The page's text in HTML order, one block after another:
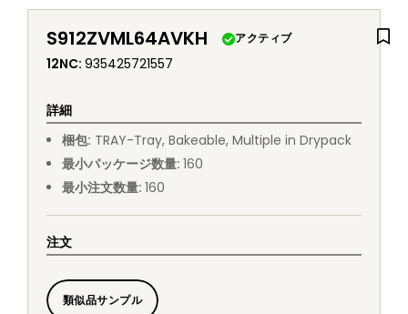
S912ZVML64AVKH アクティブ
12NC: 935425721557
詳細
梱包: TRAY-Tray, Bakeable, Multiple in Drypack
最小パッケージ数量: 160
最小注文数量: 160
注文
類似品サンプル